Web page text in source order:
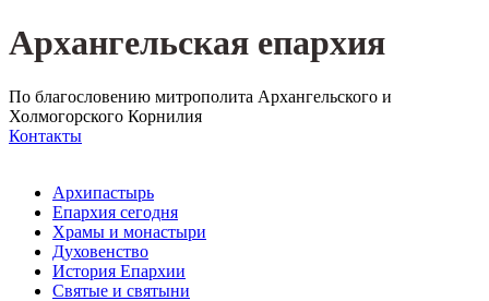
Архангельская епархия
По благословению митрополита Архангельского и
Холмогорского Корнилия
Контакты
Архипастырь
Епархия сегодня
Храмы и монастыри
Духовенство
История Епархии
Святые и святыни